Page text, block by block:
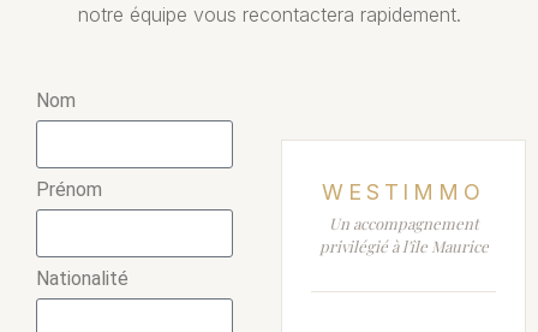
notre équipe vous recontactera rapidement.
Nom
Prénom
Nationalité
WESTIMMO
Un accompagnement
privilégié à l'île Maurice